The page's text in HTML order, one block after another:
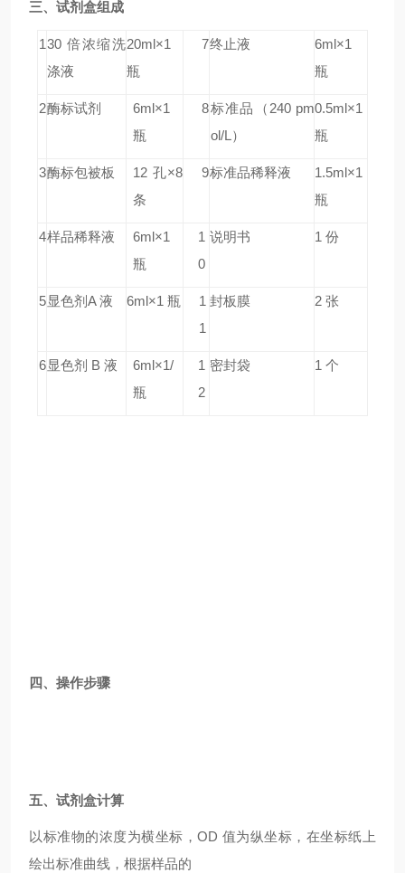
三、试剂盒组成
130 倍浓缩洗
涤液
20ml×1
瓶
7终止液
6ml×1
瓶
2酶标试剂
6ml×1
瓶
8标准品
（240 pm
ol/L）
0.5ml×1
瓶
3酶标包被板
12 孔×8
条
9标准品稀释液
1.5ml×1
瓶
4样品稀释液
6ml×1
瓶
1
0
说明书 1 份
5显色剂A 液 6ml×1 瓶
1
1
封板膜 2 张
6显色剂 B 液
6ml×1/
瓶
1
2
密封袋 1 个
四、操作步骤
五、试剂盒计算
以标准物的浓度为横坐标，OD 值为纵坐标，在坐标纸上
绘出标准曲线，根据样品的